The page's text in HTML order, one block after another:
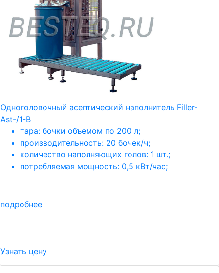
Одноголовочный асептический наполнитель Filler-
Ast-/1-B
тара: бочки объемом по 200 л;
производительность: 20 бочек/ч;
количество наполняющих голов: 1 шт.;
потребляемая мощность: 0,5 кВт/час;
подробнее
Узнать цену